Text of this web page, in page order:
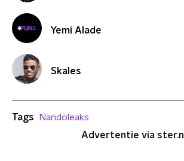
Yemi Alade
Skales
Tags
Nandoleaks
Advertentie via ster.nl